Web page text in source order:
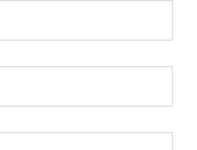
字
*
子
郵